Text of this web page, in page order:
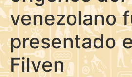
venezolano
presentado
Filven